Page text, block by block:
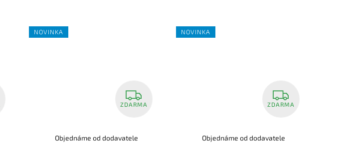
NOVINKA
ZDARMA
Objednáme od dodavatele
NOVINKA
ZDARMA
Objednáme od dodavatele